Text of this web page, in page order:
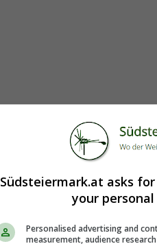
Südsteiermark.at asks
your
Personalised advertising and
measurement, audience